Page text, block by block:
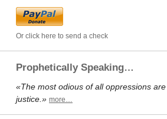
Or click here to send a check
Prophetically Speaking…
«The most odious of all oppressions
justice.» more…